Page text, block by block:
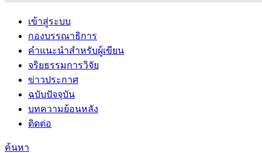
เข้าสู่ระบบ
กองบรรณาธิการ
คำแนะนำสำหรับผู้เขียน
จริยธรรมการวิจัย
ข่าวประกาศ
ฉบับปัจจุบัน
บทความย้อนหลัง
ติดต่อ
ค้นหา